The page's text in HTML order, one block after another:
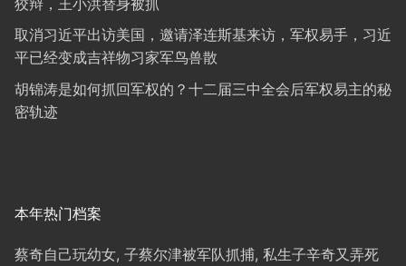
取消习近平出访美国，邀请泽连斯基来访，军权易手，习近
平已经变成吉祥物习家军鸟兽散
胡锦涛是如何抓回军权的？十二届三中全会后军权易主的秘
密轨迹
本年热门档案
蔡奇自己玩幼女, 子蔡尔津被军队抓捕, 私生子辛奇又弄死